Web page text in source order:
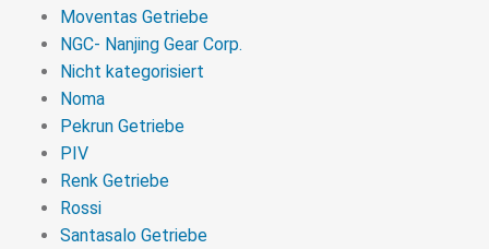
Moventas Getriebe
NGC- Nanjing Gear Corp.
Nicht kategorisiert
Noma
Pekrun Getriebe
PIV
Renk Getriebe
Rossi
Santasalo Getriebe